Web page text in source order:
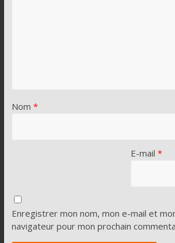
Nom *
E-mail *
Enregistrer mon nom, mon e-mail et
navigateur pour mon prochain